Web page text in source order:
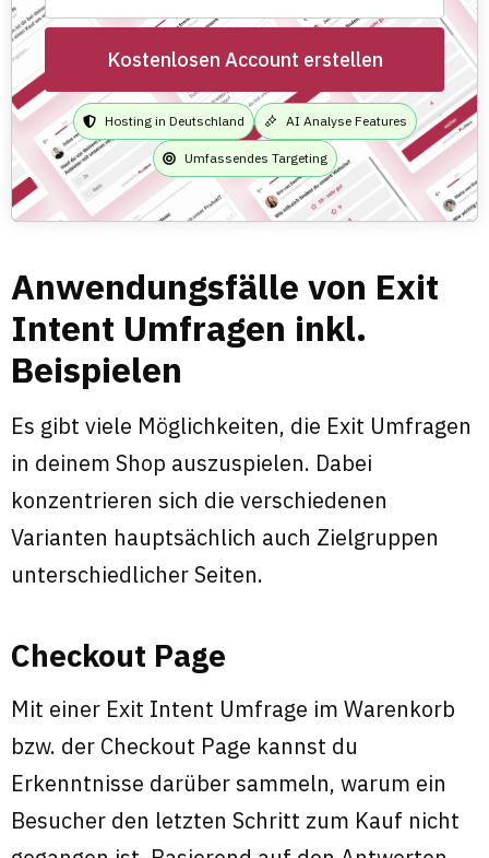
Kostenlosen Account erstellen
Hosting in Deutschland AI Analyse Features
Umfassendes Targeting
Anwendungsfälle von Exit
Intent Umfragen inkl.
Beispielen
Es gibt viele Möglichkeiten, die Exit Umfragen
in deinem Shop auszuspielen. Dabei
konzentrieren sich die verschiedenen
Varianten hauptsächlich auch Zielgruppen
unterschiedlicher Seiten.
Checkout Page
Mit einer Exit Intent Umfrage im Warenkorb
bzw. der Checkout Page kannst du
Erkenntnisse darüber sammeln, warum ein
Besucher den letzten Schritt zum Kauf nicht